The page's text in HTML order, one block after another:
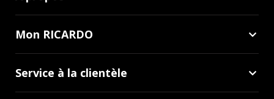
Mon RICARDO
Service à la clientèle